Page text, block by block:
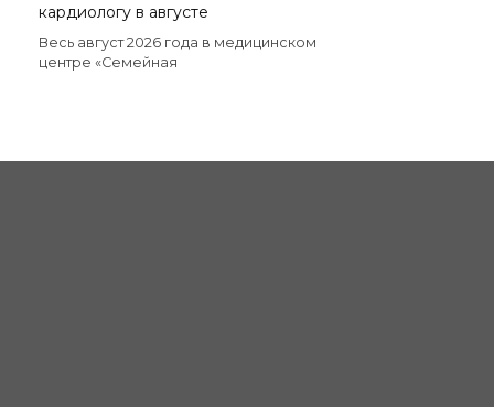
кардиологу в августе
Весь август 2026 года в медицинском
центре «Семейная